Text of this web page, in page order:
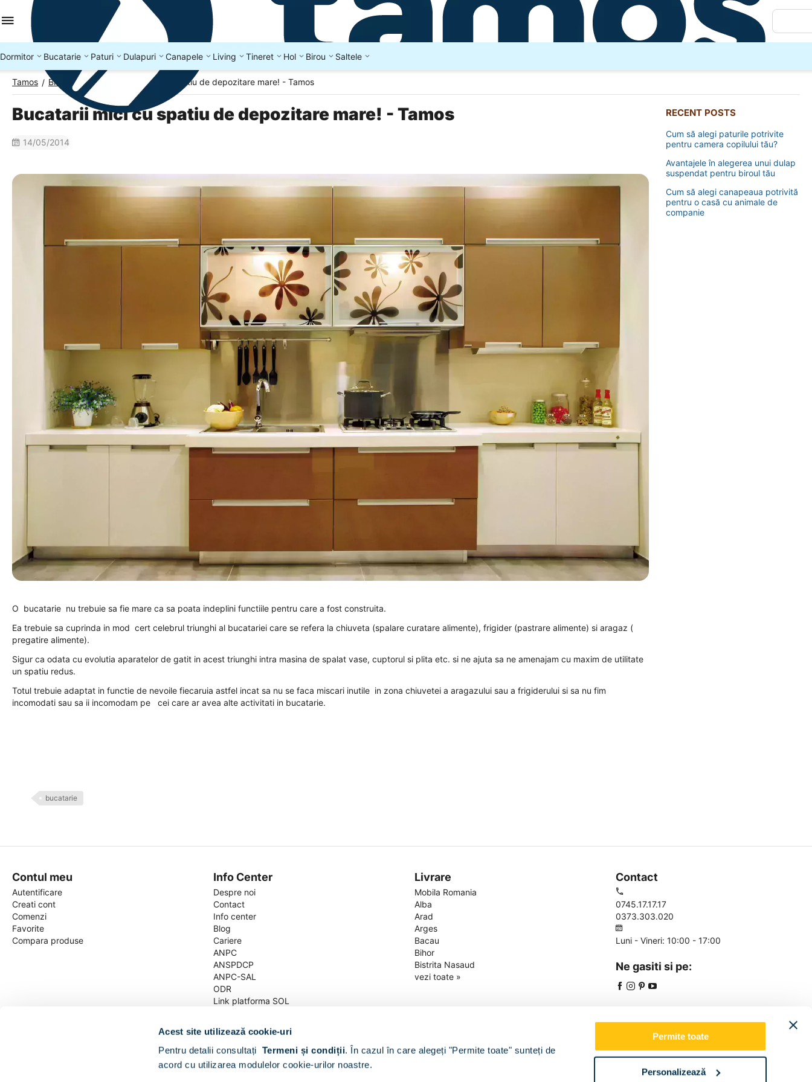
Acest site utilizează cookie-uri
Pentru detalii consultați Termeni și condiții. În cazul în care alegeți "Permite toate" sunteți de
acord cu utilizarea modulelor cookie-urilor noastre.
Permite toate
Personalizează
Dormitor Bucatarie Paturi Dulapuri Canapele Living Tineret Hol Birou Saltele
Tamos / Blog Tamos / Bucatarii mici cu spatiu de depozitare mare! - Tamos
Bucatarii mici cu spatiu de depozitare mare! - Tamos
14/05/2014
O bucatarie nu trebuie sa fie mare ca sa poata indeplini functiile pentru care a fost construita.
Ea trebuie sa cuprinda in mod cert celebrul triunghi al bucatariei care se refera la chiuveta (spalare curatare alimente), frigider (pastrare alimente) si aragaz (
pregatire alimente).
Sigur ca odata cu evolutia aparatelor de gatit in acest triunghi intra masina de spalat vase, cuptorul si plita etc. si ne ajuta sa ne amenajam cu maxim de utilitate
un spatiu redus.
Totul trebuie adaptat in functie de nevoile fiecaruia astfel incat sa nu se faca miscari inutile in zona chiuvetei a aragazului sau a frigiderului si sa nu fim
incomodati sau sa ii incomodam pe cei care ar avea alte activitati in bucatarie.
bucatarie
RECENT POSTS
Cum să alegi paturile potrivite
pentru camera copilului tău?
Avantajele în alegerea unui dulap
suspendat pentru biroul tău
Cum să alegi canapeaua potrivită
pentru o casă cu animale de
companie
Contul meu
Autentificare
Creati cont
Comenzi
Favorite
Compara produse
Info Center
Despre noi
Contact
Info center
Blog
Cariere
ANPC
ANSPDCP
ANPC-SAL
ODR
Link platforma SOL
Date cu caracter personal
Despre Cookie-uri
Livrare
Mobila Romania
Alba
Arad
Arges
Bacau
Bihor
Bistrita Nasaud
vezi toate »
Contact
0745.17.17.17
0373.303.020
Luni - Vineri: 10:00 - 17:00
Ne gasiti si pe:
© 2010-2026 SC CONART SA. Toate drepturile rezervate.